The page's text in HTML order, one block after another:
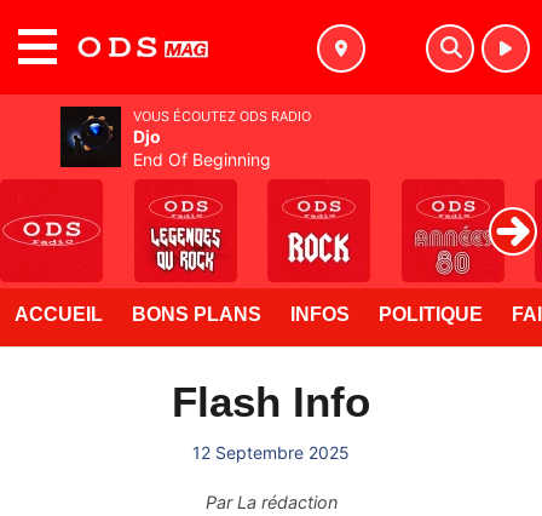
ACCUEIL BONS PLANS INFOS POLITIQUE
Flash Info
12 Septembre 2025
ParLa rédaction
VOUS ÉCOUTEZ ODS RADIO
Djo
End Of Beginning